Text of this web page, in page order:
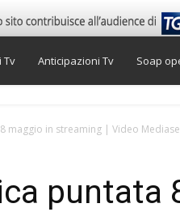
Tv Anticipazioni Tv Soap
maggio in streaming | Video
puntata